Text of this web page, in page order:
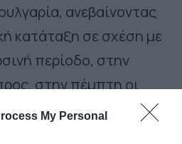
My Personal
ανεβαίνοντας
κατάταξη σε σχέση με
περίοδο, στην
στην πέμπτη οι
Αμερικής, στην έκτη
η Ρουμανία, στην